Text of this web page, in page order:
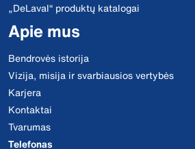
„DeLaval“ produktų katalogai
Apie mus
Bendrovės istorija
Vizija, misija ir svarbiausios vertybės
Karjera
Kontaktai
Tvarumas
Telefonas